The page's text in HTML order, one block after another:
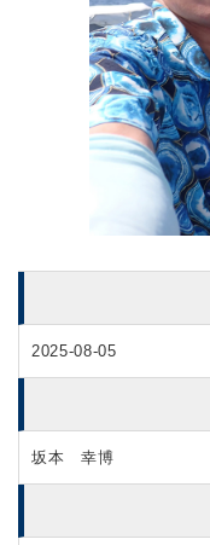
2025-08-05
坂本 幸博